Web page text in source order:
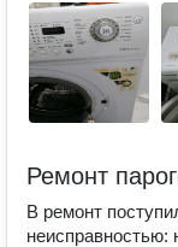
Ремонт
В ремонт
неисправностью: